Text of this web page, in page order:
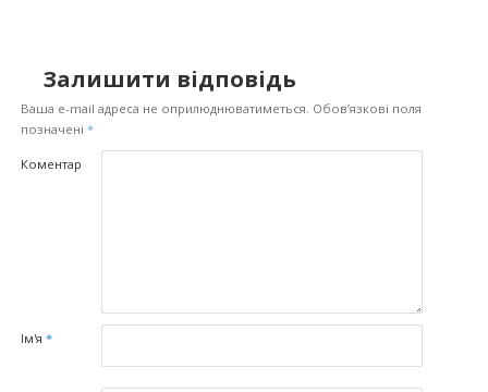
Залишити відповідь
Ваша e-mail адреса не оприлюднюватиметься. Обов’язкові поля
позначені *
Коментар
Ім'я *